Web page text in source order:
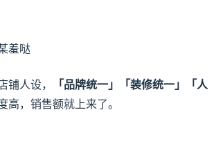
羞哒
铺人设，
「品牌统一」「装修统一」「人
高，销售额就上来了。